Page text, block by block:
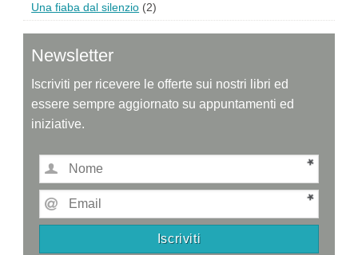
Una fiaba dal silenzio (2)
Newsletter
Iscriviti per ricevere le offerte sui nostri libri ed
essere sempre aggiornato su appuntamenti ed
iniziative.